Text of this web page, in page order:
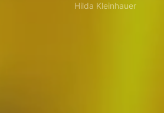
Hilda Kleinhauer